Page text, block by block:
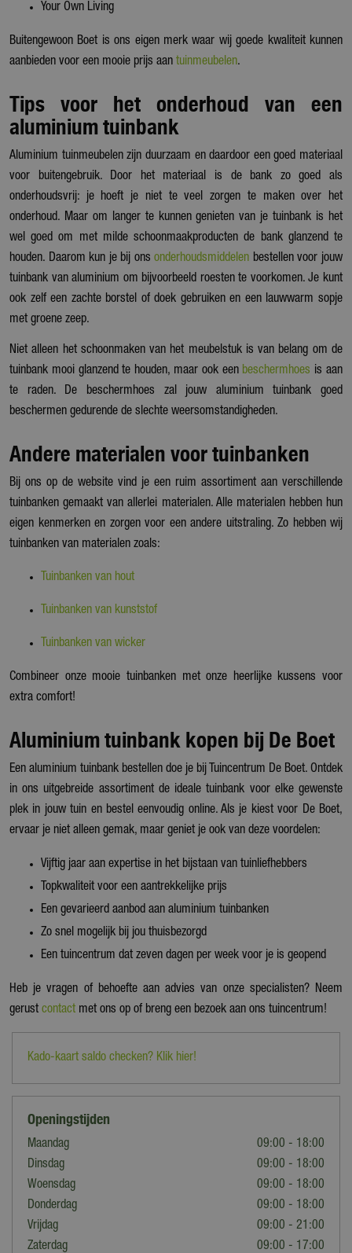
Your Own Living
Buitengewoon Boet is ons eigen merk waar wij goede kwaliteit kunnen
aanbieden voor een mooie prijs aan tuinmeubelen.
Tips voor het onderhoud van een
aluminium tuinbank
Aluminium tuinmeubelen zijn duurzaam en daardoor een goed materiaal
voor buitengebruik. Door het materiaal is de bank zo goed als
onderhoudsvrij: je hoeft je niet te veel zorgen te maken over het
onderhoud. Maar om langer te kunnen genieten van je tuinbank is het
wel goed om met milde schoonmaakproducten de bank glanzend te
houden. Daarom kun je bij onsonderhoudsmiddelen bestellen voor jouw
tuinbank van aluminium om bijvoorbeeld roesten te voorkomen. Je kunt
ook zelf een zachte borstel of doek gebruiken en een lauwwarm sopje
met groene zeep.
Niet alleen het schoonmaken van het meubelstuk is van belang om de
tuinbank mooi glanzend te houden, maar ook een beschermhoes is aan
te raden. De beschermhoes zal jouw aluminium tuinbank goed
beschermen gedurende de slechte weersomstandigheden.
Andere materialen voor tuinbanken
Bij ons op de website vind je een ruim assortiment aan verschillende
tuinbanken gemaakt van allerlei materialen. Alle materialen hebben hun
eigen kenmerken en zorgen voor een andere uitstraling. Zo hebben wij
tuinbanken van materialen zoals:
Tuinbanken van hout
Tuinbanken van kunststof
Tuinbanken van wicker
Combineer onze mooie tuinbanken met onze heerlijke kussens voor
extra comfort!
Aluminium tuinbank kopen bij De Boet
Een aluminium tuinbank bestellen doe je bij Tuincentrum De Boet. Ontdek
in ons uitgebreide assortiment de ideale tuinbank voor elke gewenste
plek in jouw tuin en bestel eenvoudig online. Als je kiest voor De Boet,
ervaar je niet alleen gemak, maar geniet je ook van deze voordelen:
Vijftig jaar aan expertise in het bijstaan van tuinliefhebbers
Topkwaliteit voor een aantrekkelijke prijs
Een gevarieerd aanbod aan aluminium tuinbanken
Zo snel mogelijk bij jou thuisbezorgd
Een tuincentrum dat zeven dagen per week voor je is geopend
Heb je vragen of behoefte aan advies van onze specialisten? Neem
gerust contact met ons op of breng een bezoek aan ons tuincentrum!
Kado-kaart saldo checken? Klik hier!
Openingstijden
Maandag
09:00 - 18:00
Dinsdag
09:00 - 18:00
Woensdag
09:00 - 18:00
Donderdag
09:00 - 18:00
Vrijdag
09:00 - 21:00
Zaterdag
09:00 - 17:00